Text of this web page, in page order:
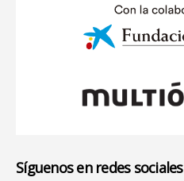
Síguenos en redes sociales